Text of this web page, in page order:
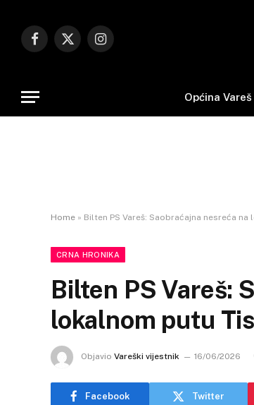
Facebook
X
Instagram
Općina Vareš
Home » Bilten PS Vareš: Saobraćajna nesreća na
CRNA HRONIKA
Bilten PS Vareš:
lokalnom putu
Objavio Vareški vijestnik 16/06/2026
Facebook Twitter